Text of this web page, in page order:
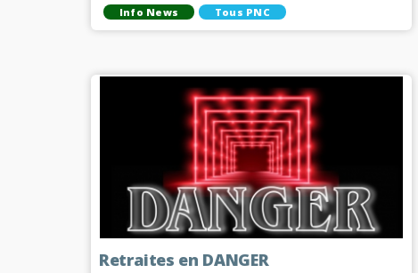
Info News Tous PNC
Retraites en DANGER